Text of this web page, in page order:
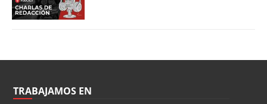
TRABAJAMOS EN